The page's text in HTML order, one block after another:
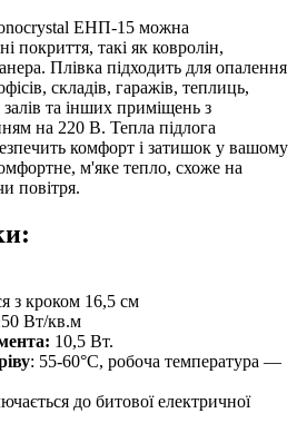
ЕНП-15 можна
покриття, такі як ковролін,
Плівка підходить для опалення
складів, гаражів, теплиць,
та інших приміщень з
на 220 В. Тепла підлога
комфорт і затишок у вашому
м'яке тепло, схоже на
повітря.
з кроком 16,5 см
Вт/кв.м
10,5 Вт.
: 55-60°С, робоча температура —
до битової електричної